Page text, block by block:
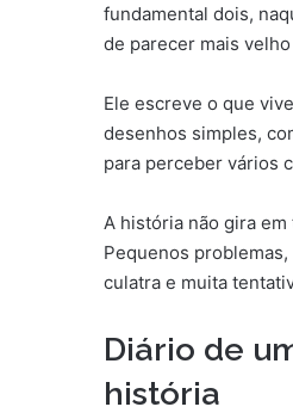
fundamental dois,
de parecer mais
Ele escreve o que
desenhos simples,
para perceber vários
A história não gira
Pequenos
culatra e muita
Diário de
história